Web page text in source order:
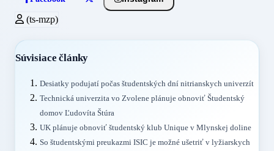
(ts-mzp)
Súvisiace články
Desiatky podujatí počas študentských dní nitrianskych univerzít
Technická univerzita vo Zvolene plánuje obnoviť Študentský
domov Ľudovíta Štúra
UK plánuje obnoviť študentský klub Unique v Mlynskej doline
So študentskými preukazmi ISIC je možné ušetriť v lyžiarskych